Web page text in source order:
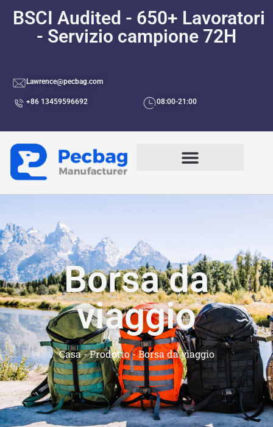
BSCI Audited - 650+ Lavoratori
- Servizio campione 72H
Lawrence@pecbag.com
+86 13459596692 08:00-21:00
Borsa da
viaggio
Casa-Prodotto-Borsa da viaggio